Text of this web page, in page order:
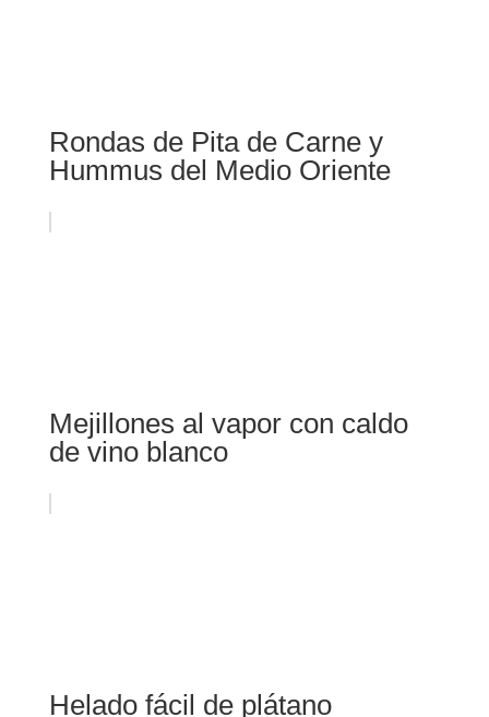
Rondas de Pita de Carne y
Hummus del Medio Oriente
Mejillones al vapor con caldo
de vino blanco
Helado fácil de plátano